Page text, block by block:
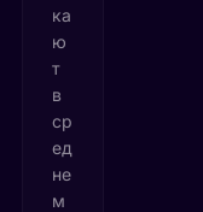
ка
ю
т
в
ср
ед
не
м